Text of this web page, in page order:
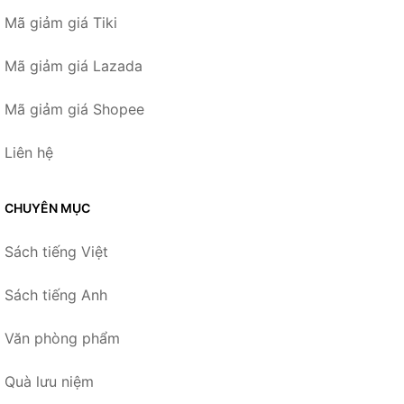
Mã giảm giá Tiki
Mã giảm giá Lazada
Mã giảm giá Shopee
Liên hệ
CHUYÊN MỤC
Sách tiếng Việt
Sách tiếng Anh
Văn phòng phẩm
Quà lưu niệm